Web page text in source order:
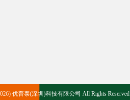
优普泰(深圳)科技有限公司 All Rights Reserved